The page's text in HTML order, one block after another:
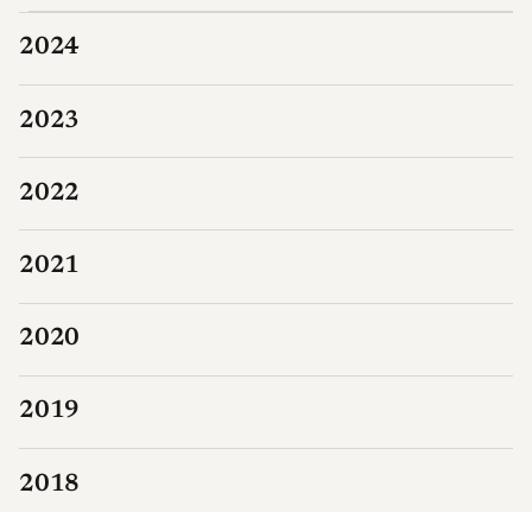
2024
2023
2022
2021
2020
2019
2018